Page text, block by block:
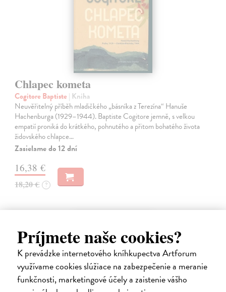
Príjmete naše cookies?
K prevádzke internetového kníhkupectva Artforum
využívame cookies slúžiace na zabezpečenie a meranie
funkčnosti, marketingové účely a zaistenie vášho
Chlapec kometa
Cogitore Baptiste | Kniha
Neuvěřitelný příběh mladičkého „básníka z Terezína“ Hanuše
Hachenburga (1929–1944). Baptiste Cogitore jemně, s velkou
empatií proniká do krátkého, pohnutého a přitom bohatého života
židovského chlapce…
Zasielame do 12 dní
16,38 €
18,20 € ?